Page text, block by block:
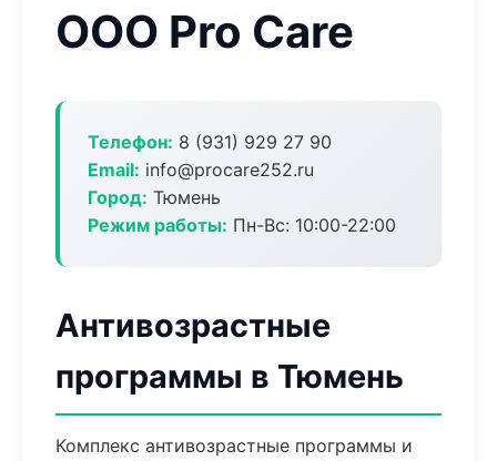
ООО Pro Care
Телефон: 8 (931) 929 27 90
Email: info@procare252.ru
Город: Тюмень
Режим работы: Пн-Вс: 10:00-22:00
Антивозрастные
программы в Тюмень
Комплекс антивозрастные программы и